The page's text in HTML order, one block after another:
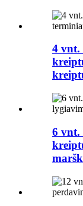
4 vnt.
6 vnt.